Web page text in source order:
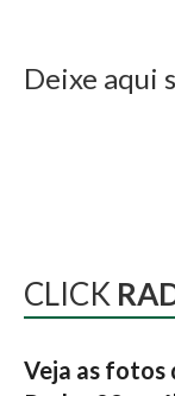
Deixe aqui
CLICK
Veja as fotos